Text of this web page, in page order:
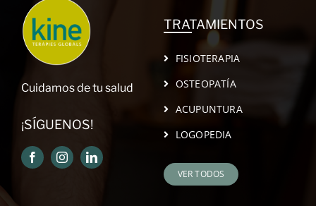
Cuidamos de tu salud
¡SÍGUENOS!
TRATAMIENTOS
FISIOTERAPIA
OSTEOPATÍA
ACUPUNTURA
LOGOPEDIA
VER TODOS